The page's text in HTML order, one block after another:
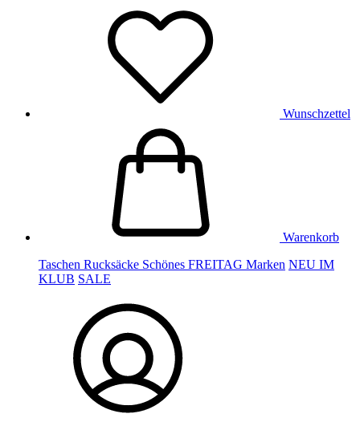
Wunschzettel
Warenkorb
Taschen Rucksäcke Schönes FREITAG Marken NEU IM
KLUB SALE